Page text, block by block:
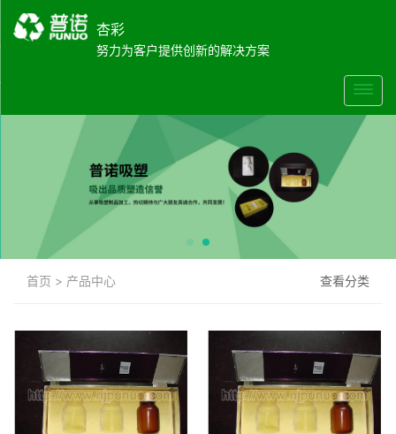
杏彩
努力为客户提供创新的解决方案
首页 > 产品中心 查看分类